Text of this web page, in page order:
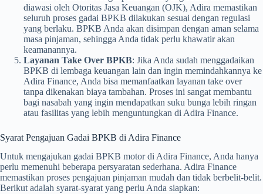
diawasi oleh Otoritas Jasa Keuangan (OJK), Adira memastikan
seluruh proses gadai BPKB dilakukan sesuai dengan regulasi
yang berlaku. BPKB Anda akan disimpan dengan aman selama
masa pinjaman, sehingga Anda tidak perlu khawatir akan
keamanannya.
Layanan Take Over BPKB: Jika Anda sudah menggadaikan
BPKB di lembaga keuangan lain dan ingin memindahkannya ke
Adira Finance, Anda bisa memanfaatkan layanan take over
tanpa dikenakan biaya tambahan. Proses ini sangat membantu
bagi nasabah yang ingin mendapatkan suku bunga lebih ringan
atau fasilitas yang lebih menguntungkan di Adira Finance.
Syarat Pengajuan Gadai BPKB di Adira Finance
Untuk mengajukan gadai BPKB motor di Adira Finance, Anda hanya
perlu memenuhi beberapa persyaratan sederhana. Adira Finance
memastikan proses pengajuan pinjaman mudah dan tidak berbelit-belit.
Berikut adalah syarat-syarat yang perlu Anda siapkan: